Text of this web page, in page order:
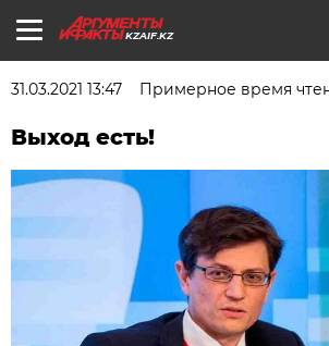
KZAIF.KZ
31.03.2021 13:47 Примерное время
Выход есть!